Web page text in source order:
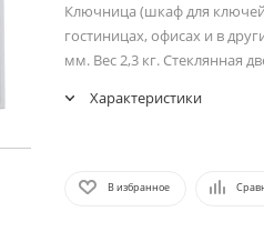
Ключница (шкаф для
гостиницах, офисах и в
мм. Вес 2,3 кг. Стеклянная
Характеристики
В избранное